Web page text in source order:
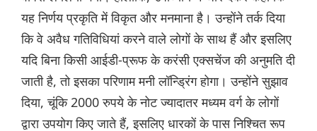
यह निर्णय प्रकृति में विकृत और मनमाना है। उन्होंने तर्क दिया
कि वे अवैध गतिविधियां करने वाले लोगों के साथ हैं और इसलिए
यदि बिना किसी आईडी-प्रूफ के करंसी एक्सचेंज की अनुमति दी
जाती है, तो इसका परिणाम मनी लॉन्ड्रिंग होगा। उन्होंने सुझाव
दिया, चूंकि 2000 रुपये के नोट ज्यादातर मध्यम वर्ग के लोगों
द्वारा उपयोग किए जाते हैं, इसलिए धारकों के पास निश्चित रूप